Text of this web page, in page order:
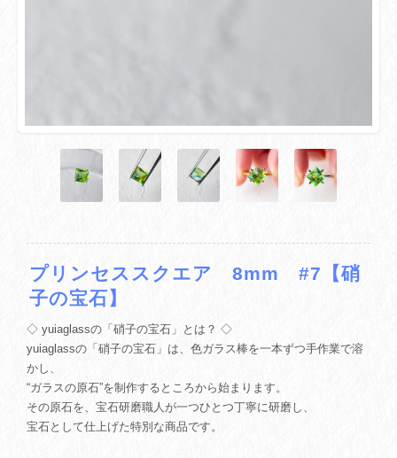
プリンセススクエア 8mm #7【硝
子の宝石】
◇ yuiaglassの「硝子の宝石」とは？ ◇
yuiaglassの「硝子の宝石」は、色ガラス棒を一本ずつ手作業で溶
かし、
“ガラスの原石”を制作するところから始まります。
その原石を、宝石研磨職人が一つひとつ丁寧に研磨し、
宝石として仕上げた特別な商品です。